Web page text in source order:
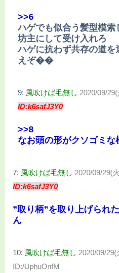
>>6
ハゲでも似合う髪型模索
坊主にして受け入れろ
ハゲに抗わず共存の道を
えぞ��
9: 風吹けば毛無し 2020/09/
ID:k6safJ3Y0
>>8
なお頭の形がクソゴミな
7: 風吹けば毛無し 2020/09/29(
ID:k6safJ3Y0
”取り柄”を取り上げられ
ん
10: 風吹けば毛無し 2020/09/29(
ID:/UphuOnfM